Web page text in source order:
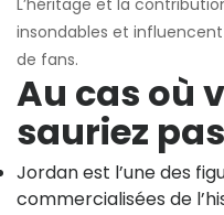
insondables et
de fans.
Au cas où
sauriez pas
Jordan est l’une des
commercialisées de